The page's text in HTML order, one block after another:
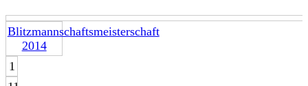
Blitzmannschaftsmeisterschaft
2014
1